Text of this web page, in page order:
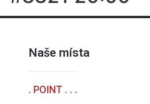
Naše místa
. POINT . . .